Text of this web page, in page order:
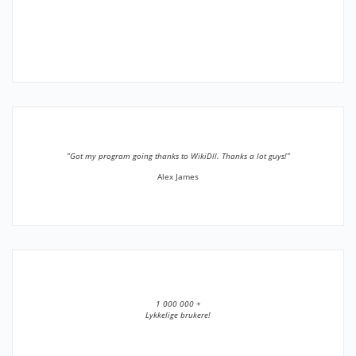
”Got my program going thanks to WikiDll. Thanks a lot guys!”
Alex James
1 000 000 +
Lykkelige brukere!